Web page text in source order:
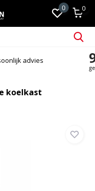
0 0
advies
koelkast